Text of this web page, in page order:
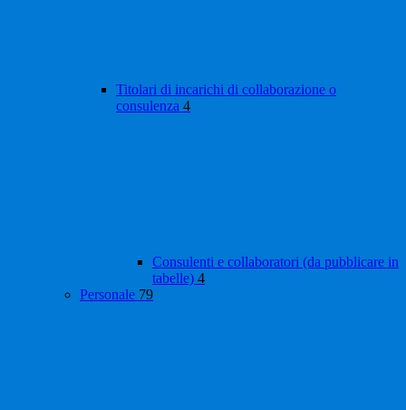
Titolari di incarichi di collaborazione o
consulenza 4
Consulenti e collaboratori (da pubblicare in
tabelle) 4
Personale 79